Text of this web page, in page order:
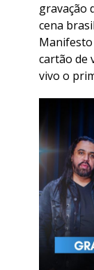
gravação
cena
Manifesto
cartão de
vivo o